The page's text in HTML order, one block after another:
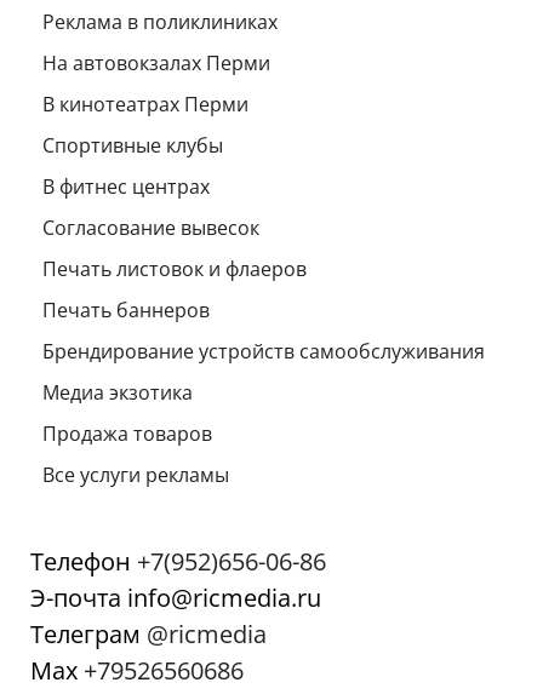
Реклама в поликлиниках
На автовокзалах Перми
В кинотеатрах Перми
Спортивные клубы
В фитнес центрах
Согласование вывесок
Печать листовок и флаеров
Печать баннеров
Брендирование устройств самообслуживания
Медиа экзотика
Продажа товаров
Все услуги рекламы
Телефон +7(952)656-06-86
Э-почта info@ricmedia.ru
Телеграм @ricmedia
Мах +79526560686